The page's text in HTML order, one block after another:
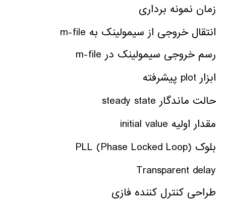
زمان نمونه برداری
انتقال خروجی از سیمولینک به m-file
رسم خروجی سیمولینک در m-file
ابزار plot پیشرفته
حالت ماندگار steady state
مقدار اولیه initial value
بلوک PLL (Phase Locked Loop)
Transparent delay
طراحی کنترل کننده فازی